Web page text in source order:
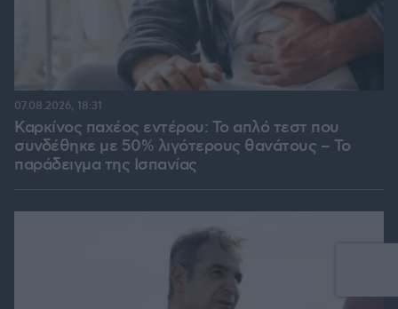
Καρκίνος παχέος εντέρου: Το απλό τεστ που
συνδέθηκε με 50% λιγότερους θανάτους – Το
παράδειγμα της Ισπανίας
07.08.2026, 18:31